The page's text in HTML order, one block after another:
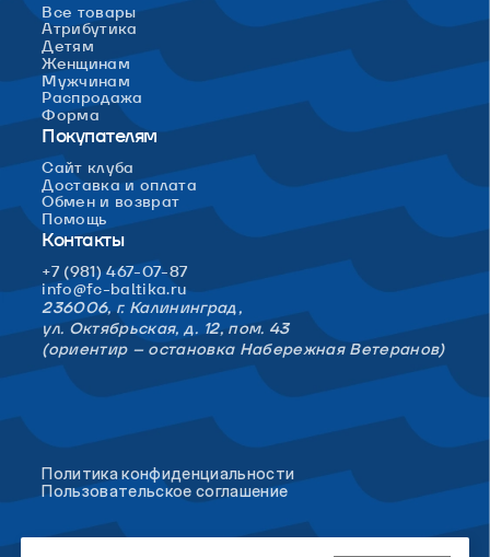
Все товары
Атрибутика
Детям
Женщинам
Мужчинам
Распродажа
Форма
Покупателям
Сайт клуба
Доставка и оплата
Обмен и возврат
Помощь
Контакты
+7 (981) 467-07-87
info@fc-baltika.ru
236006, г. Калининград,
ул. Октябрьская, д. 12, пом. 43
(ориентир – остановка Набережная Ветеранов)
Политика конфиденциальности
Пользовательское соглашение